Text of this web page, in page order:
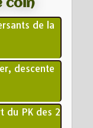
coin
de la
descente
du PK des 2